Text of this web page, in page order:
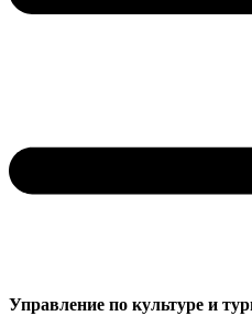
Управление по культуре и